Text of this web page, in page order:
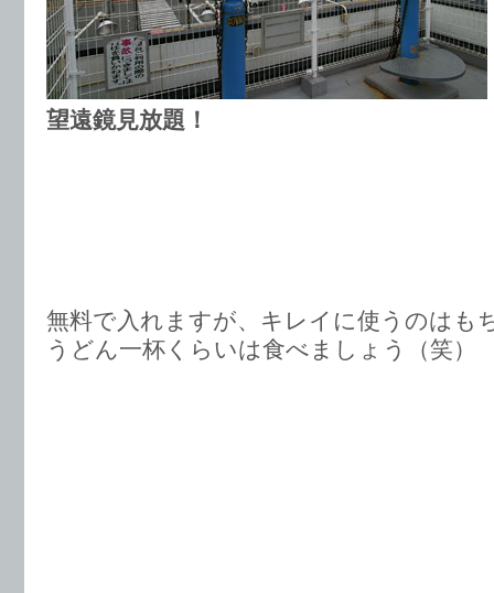
望遠鏡見放題！
無料で入れますが、キレイに使うのはも
うどん一杯くらいは食べましょう（笑）